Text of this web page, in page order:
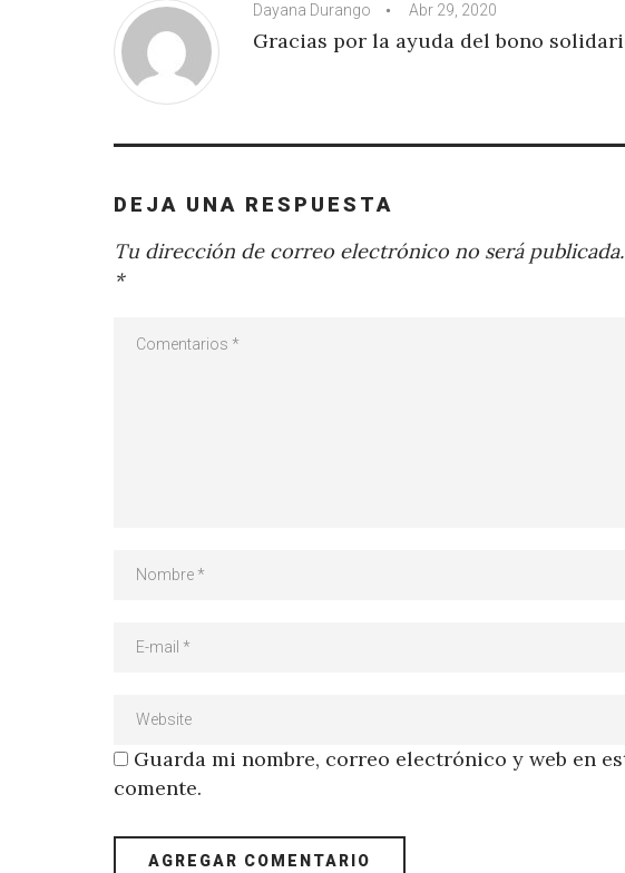
Dayana Durango Abr 29, 2020
Gracias por la ayuda del bono
DEJA UNA RESPUESTA
Tu dirección de correo electrónico no será publicada.
*
Guarda mi nombre, correo electrónico y web en
comente.